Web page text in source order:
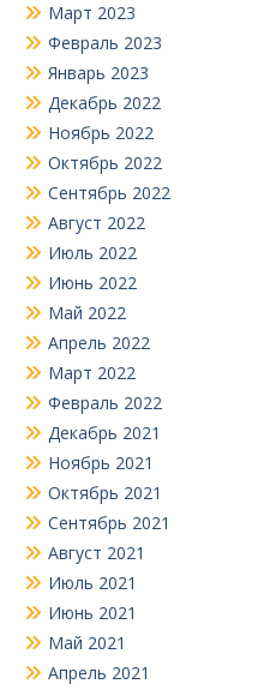
Март 2023
Февраль 2023
Январь 2023
Декабрь 2022
Ноябрь 2022
Октябрь 2022
Сентябрь 2022
Август 2022
Июль 2022
Июнь 2022
Май 2022
Апрель 2022
Март 2022
Февраль 2022
Декабрь 2021
Ноябрь 2021
Октябрь 2021
Сентябрь 2021
Август 2021
Июль 2021
Июнь 2021
Май 2021
Апрель 2021